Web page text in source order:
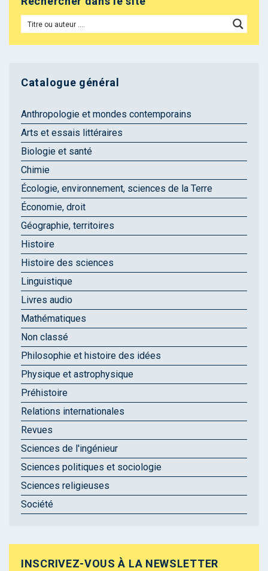
Catalogue général
Anthropologie et mondes contemporains
Arts et essais littéraires
Biologie et santé
Chimie
Écologie, environnement, sciences de la Terre
Économie, droit
Géographie, territoires
Histoire
Histoire des sciences
Linguistique
Livres audio
Mathématiques
Non classé
Philosophie et histoire des idées
Physique et astrophysique
Préhistoire
Relations internationales
Revues
Sciences de l'ingénieur
Sciences politiques et sociologie
Sciences religieuses
Société
INSCRIVEZ-VOUS À LA NEWSLETTER